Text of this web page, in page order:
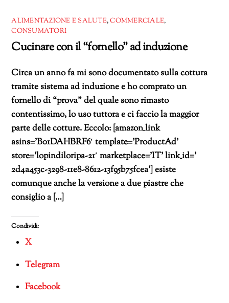
corso…
ALIMENTAZIONE E SALUTE,COMMERCIALE,
CONSUMATORI
Cucinare con il “fornello” ad induzione
Circa un anno fa mi sono documentato sulla cottura
tramite sistema ad induzione e ho comprato un
fornello di “prova” del quale sono rimasto
contentissimo, lo uso tuttora e ci faccio la maggior
parte delle cotture. Eccolo: [amazon_link
asins=’B01DAHBRF6′ template=’ProductAd’
store=’lopindiloripa-21′ marketplace=’IT’ link_id=’
2d4a453c-3298-11e8-8612-13f95b75fcea’] esiste
comunque anche la versione a due piastre che
consiglio a […]
Condividi:
X
Telegram
Facebook